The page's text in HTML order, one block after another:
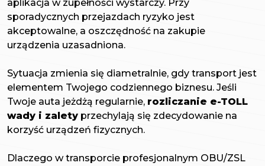
aplikacja w zupełności wystarczy. Przy
sporadycznych przejazdach ryzyko jest
akceptowalne, a oszczędność na zakupie
urządzenia uzasadniona.
Sytuacja zmienia się diametralnie, gdy transport jest
elementem Twojego codziennego biznesu. Jeśli
Twoje auta jeżdżą regularnie, rozliczanie e-TOLL
wady i zalety przechylają się zdecydowanie na
korzyść urządzeń fizycznych.
Dlaczego w transporcie profesjonalnym OBU/ZSL